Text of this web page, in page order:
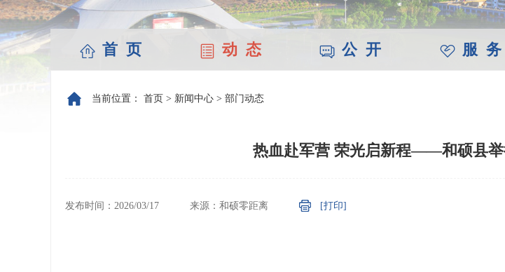
首 页 动 态 公 开 服 务
当前位置： 首页 > 新闻中心 > 部门动态
热血赴军营 荣光启新程——和硕县举
发布时间：2026/03/17 来源：和硕零距离 [打印]